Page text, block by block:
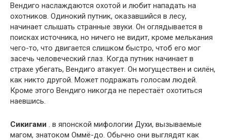
Вендиго наслаждаются охотой и любит нападать на
охотников. Одинокий путник, оказавшийся в лесу,
начинает слышать странные звуки. Он оглядывается в
поисках источника, но ничего не видит, кроме мелькания
чего-то, что двигается слишком быстро, чтоб его мог
засечь человеческий глаз. Когда путник начинает в
страхе убегать, Вендиго атакует. Он могуществен и силён,
как никто другой. Может подражать голосам людей.
Кроме этого Вендиго никогда не перестаёт охотиться
наевшись.
Сикигами . в японской мифологии Духи, вызываемые
магом, знатоком Оммё-до. Обычно они выглядят как